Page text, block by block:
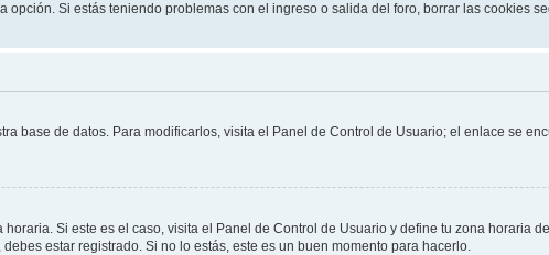
Si estás teniendo problemas con el ingreso o salida del foro, borrar las cookies
base de datos. Para modificarlos, visita el Panel de Control de Usuario; el enlace se
Si este es el caso, visita el Panel de Control de Usuario y define tu zona horaria
estar registrado. Si no lo estás, este es un buen momento para hacerlo.